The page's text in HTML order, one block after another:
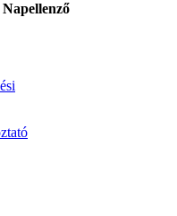
Napellenző